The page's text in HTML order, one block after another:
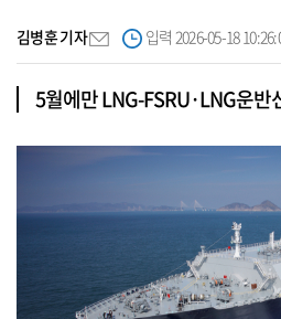
김병훈 기자 입력 2026-05-18
5월에만 LNG-FSRU·LNG운반